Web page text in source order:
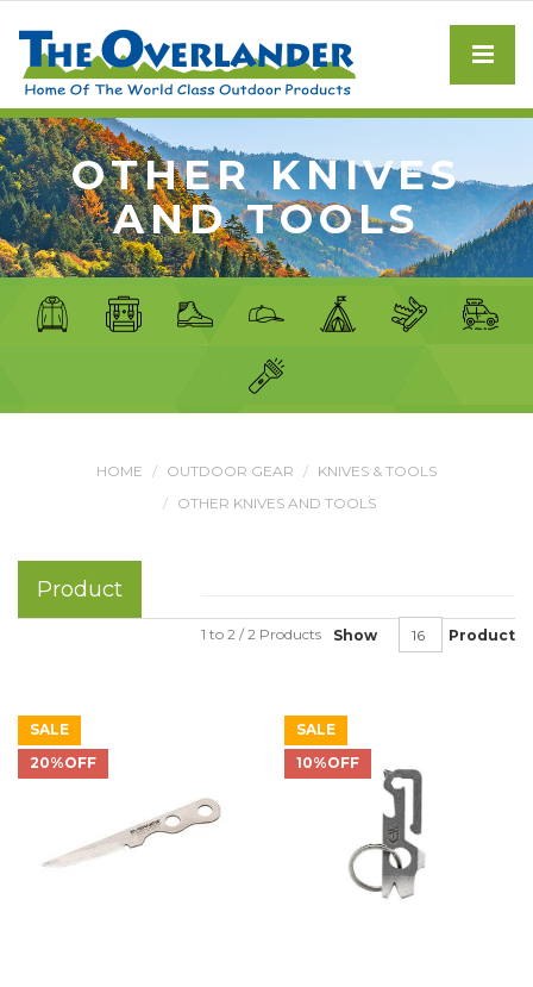
OTHER KNIVES
AND TOOLS
HOME OUTDOOR GEAR
KNIVES & TOOLS
OTHER KNIVES AND TOOLS
Product
Show Product
1 to 2 / 2 Products
SALE
20%OFF
SALE
10%OFF